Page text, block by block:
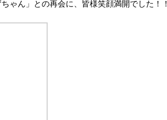
ゃん」との再会に、皆様笑顔満開でした！！